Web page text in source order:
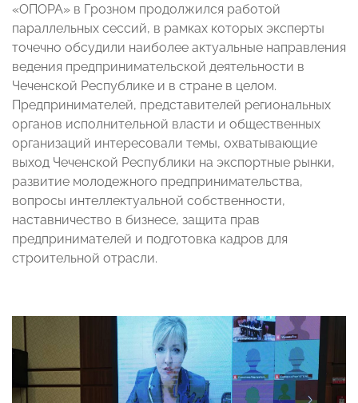
«ОПОРА» в Грозном продолжился работой
параллельных сессий, в рамках которых эксперты
точечно обсудили наиболее актуальные направления
ведения предпринимательской деятельности в
Чеченской Республике и в стране в целом.
Предпринимателей, представителей региональных
органов исполнительной власти и общественных
организаций интересовали темы, охватывающие
выход Чеченской Республики на экспортные рынки,
развитие молодежного предпринимательства,
вопросы интеллектуальной собственности,
наставничество в бизнесе, защита прав
предпринимателей и подготовка кадров для
строительной отрасли.